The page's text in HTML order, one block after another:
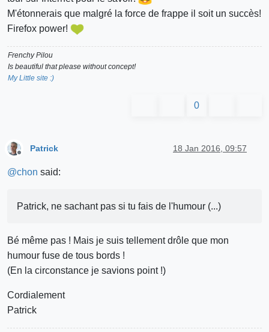
M'étonnerais que malgré la force de frappe il soit un succès!
Firefox power!
Frenchy Pilou
Is beautiful that please without concept!
My Little site :)
0
Patrick 18 Jan 2016, 09:57
@chon said:
Patrick, ne sachant pas si tu fais de l'humour (...)
Bé même pas ! Mais je suis tellement drôle que mon
humour fuse de tous bords !
(En la circonstance je savions point !)
Cordialement
Patrick